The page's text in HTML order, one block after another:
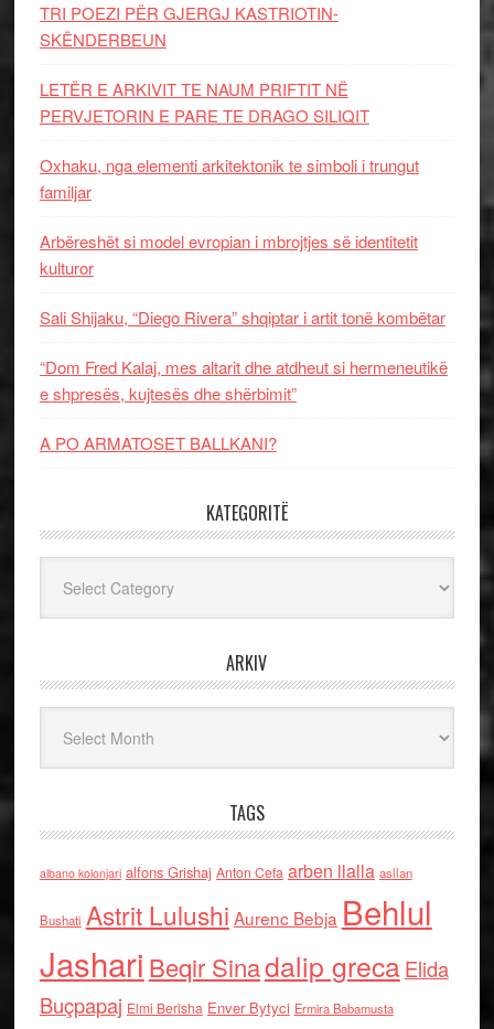
TRI POEZI PËR GJERGJ KASTRIOTIN-
SKËNDERBEUN
LETËR E ARKIVIT TE NAUM PRIFTIT NË
PERVJETORIN E PARE TE DRAGO SILIQIT
Oxhaku, nga elementi arkitektonik te simboli i trungut
familjar
Arbëreshët si model evropian i mbrojtjes së identitetit
kulturor
Sali Shijaku, “Diego Rivera” shqiptar i artit tonë kombëtar
“Dom Fred Kalaj, mes altarit dhe atdheut si hermeneutikë
e shpresës, kujtesës dhe shërbimit”
A PO ARMATOSET BALLKANI?
KATEGORITË
ARKIV
TAGS
albano kolonjari alfons Grishaj Anton Cefa arben llalla asllan
Bushati Astrit Lulushi Aurenc Bebja Behlul
Jashari Beqir Sinadalip grecaElida
Buçpapaj Elmi Berisha Enver Bytyci Ermira Babamusta